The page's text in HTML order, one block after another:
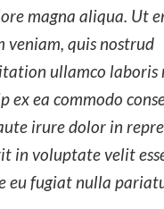
magna aliqua. Ut
veniam, quis nostrud
ullamco laboris
ex ea commodo
irure dolor in
in voluptate velit
eu fugiat nulla